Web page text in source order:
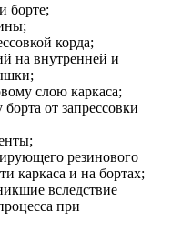
борте;
корда;
на внутренней и
слою каркаса;
от запрессовки
резинового
каркаса и на бортах;
вследствие
при